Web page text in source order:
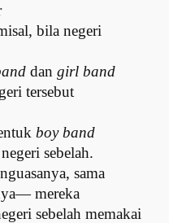
bila negeri
dangirl band
eri tersebut
boy band
eri sebelah.
sama
mereka
sebelah memakai